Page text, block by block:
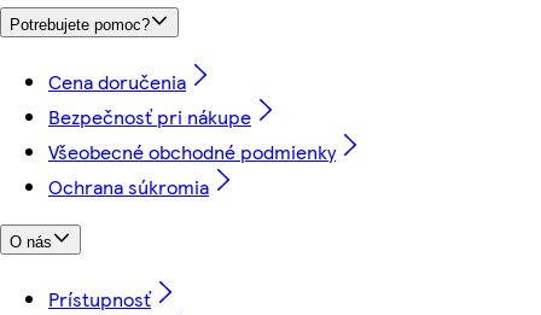
Potrebujete pomoc?
Cena doručenia
Bezpečnosť pri nákupe
Všeobecné obchodné podmienky
Ochrana súkromia
O nás
Prístupnosť